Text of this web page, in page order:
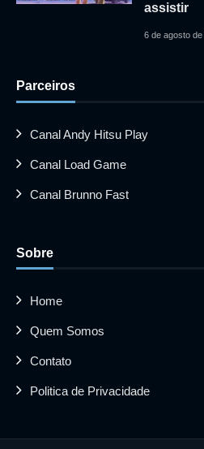
assistir
6 de agosto de
Parceiros
Canal Andy Hitsu Play
Canal Load Game
Canal Brunno Fast
Sobre
Home
Quem Somos
Contato
Politica de Privacidade